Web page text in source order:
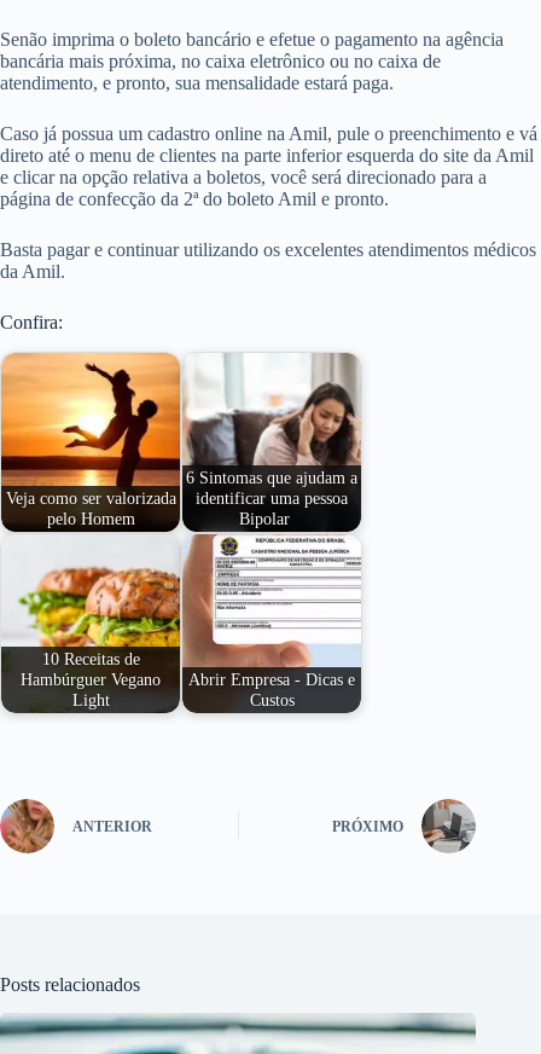
Senão imprima o boleto bancário e efetue o pagamento na agência
bancária mais próxima, no caixa eletrônico ou no caixa de
atendimento, e pronto, sua mensalidade estará paga.
Caso já possua um cadastro online na Amil, pule o preenchimento e vá
direto até o menu de clientes na parte inferior esquerda do site da Amil
e clicar na opção relativa a boletos, você será direcionado para a
página de confecção da 2ª do boleto Amil e pronto.
Basta pagar e continuar utilizando os excelentes atendimentos médicos
da Amil.
Confira:
Veja como ser valorizada
pelo Homem
6 Sintomas que ajudam a
identificar uma pessoa
Bipolar
10 Receitas de
Hambúrguer Vegano
Light
Abrir Empresa - Dicas e
Custos
ANTERIOR PRÓXIMO
Posts relacionados